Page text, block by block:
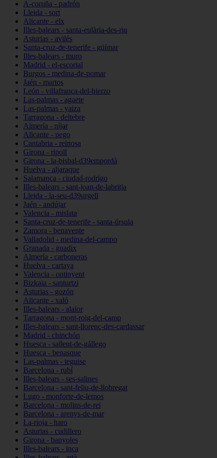
A-coruña - padrón
Lleida - sort
Alicante - elx
Illes-balears - santa-eulària-des-riu
Asturias - avilés
Santa-cruz-de-tenerife - güímar
Illes-balears - muro
Madrid - el-escorial
Burgos - medina-de-pomar
Jaén - martos
León - villafranca-del-bierzo
Las-palmas - agaete
Las-palmas - yaiza
Tarragona - deltebre
Almería - níjar
Alicante - pego
Cantabria - reinosa
Girona - ripoll
Girona - la-bisbal-d39empordà
Huelva - aljaraque
Salamanca - ciudad-rodrigo
Illes-balears - sant-joan-de-labritja
Lleida - la-seu-d39urgell
Jaén - andújar
Valencia - mislata
Santa-cruz-de-tenerife - santa-úrsula
Zamora - benavente
Valladolid - medina-del-campo
Granada - guadix
Almería - carboneras
Huelva - cartaya
Valencia - ontinyent
Bizkaia - santurtzi
Asturias - gozón
Alicante - xaló
Illes-balears - alaior
Tarragona - mont-roig-del-camp
Illes-balears - sant-llorenç-des-cardassar
Madrid - chinchón
Huesca - sallent-de-gállego
Huesca - benasque
Las-palmas - teguise
Barcelona - rubí
Illes-balears - ses-salines
Barcelona - sant-feliu-de-llobregat
Lugo - monforte-de-lemos
Barcelona - molins-de-rei
Barcelona - arenys-de-mar
La-rioja - haro
Asturias - cudillero
Girona - banyoles
Illes-balears - inca